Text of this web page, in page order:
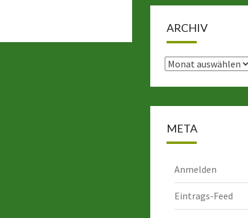
ARCHIV
Archiv
META
Anmelden
Eintrags-Feed